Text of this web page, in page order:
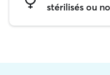
stérilisés ou